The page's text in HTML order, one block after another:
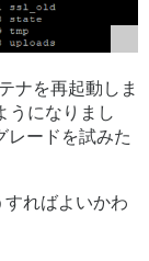
ナを再起動しま
うになりまし
レードを試みた
すればよいかわ